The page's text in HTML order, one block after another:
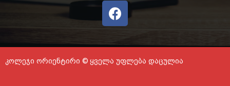
კოლეჯი ორიენტირი © ყველა უფლება დაცულია